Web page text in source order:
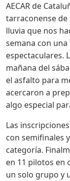
AECAR de
tarraconense de
lluvia que nos
semana con
espectaculares.
mañana del
el asfalto para
acercaron a
algo especial
Las
con semifinales
categoría.
en 11 pilotos en
un solo grupo y